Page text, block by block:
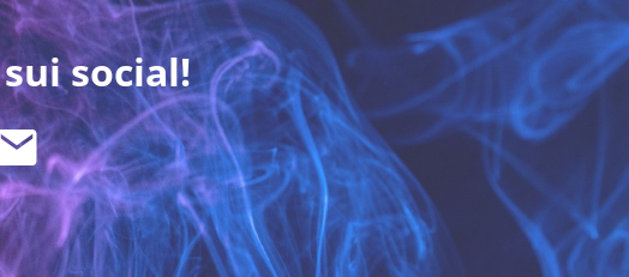
social!